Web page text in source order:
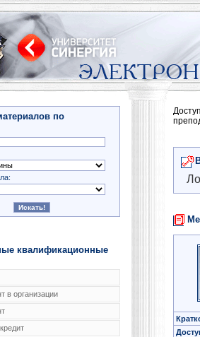
по
квалификационные
в организации